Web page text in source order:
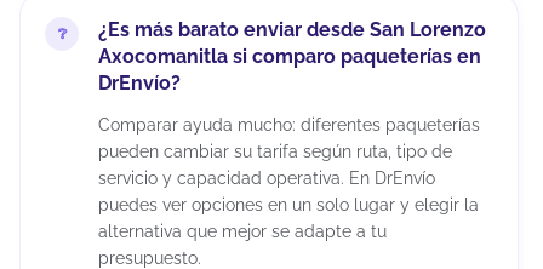
¿Es más barato enviar desde San Lorenzo
Axocomanitla si comparo paqueterías en
DrEnvío?
Comparar ayuda mucho: diferentes paqueterías
pueden cambiar su tarifa según ruta, tipo de
servicio y capacidad operativa. En DrEnvío
puedes ver opciones en un solo lugar y elegir la
alternativa que mejor se adapte a tu
presupuesto.